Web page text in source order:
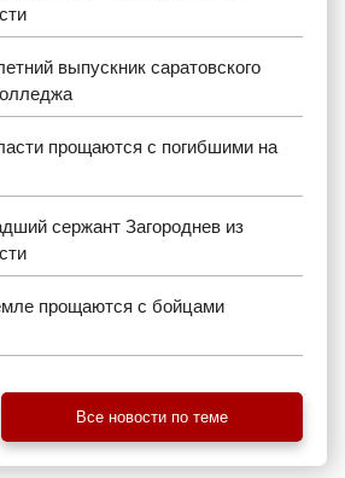
выпускник саратовского
прощаются с погибшими на
сержант Загороднев из
прощаются с бойцами
Все новости по теме